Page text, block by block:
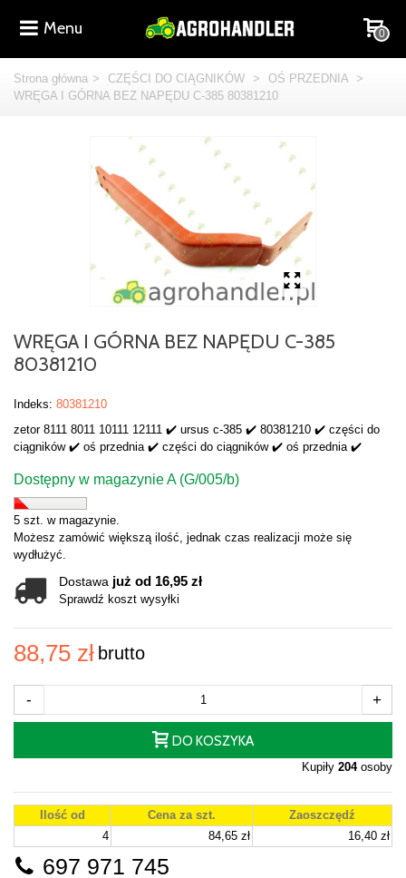
Menu 0
Strona główna > CZĘŚCI DO CIĄGNIKÓW > OŚ PRZEDNIA
>
WRĘGA I GÓRNA BEZ NAPĘDU C-385 80381210
WRĘGA I GÓRNA BEZ NAPĘDU C-385
80381210
Indeks: 80381210
zetor 8111 8011 10111 12111 ✔️ ursus c-385 ✔️ 80381210 ✔️ części do
ciągników ✔️ oś przednia ✔️ części do ciągników ✔️ oś przednia ✔️
Dostępny w magazynie A (G/005/b)
5 szt. w magazynie.
Możesz zamówić większą ilość, jednak czas realizacji może się
wydłużyć.
Dostawa już od 16,95 zł
Sprawdź koszt wysyłki
88,75 zł brutto
- +
DO KOSZYKA
Kupiły 204osoby
Ilość od Cena za szt.
Zaoszczędź
4
84,65 zł 16,40 zł
697 971 745